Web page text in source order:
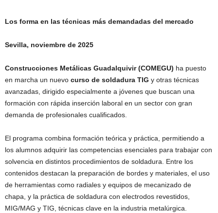
Los forma en las técnicas más demandadas del mercado
Sevilla, noviembre de 2025
Construcciones Metálicas Guadalquivir (COMEGU) ha puesto
en marcha un nuevo curso de soldadura TIG y otras técnicas
avanzadas, dirigido especialmente a jóvenes que buscan una
formación con rápida inserción laboral en un sector con gran
demanda de profesionales cualificados.
El programa combina formación teórica y práctica, permitiendo a
los alumnos adquirir las competencias esenciales para trabajar con
solvencia en distintos procedimientos de soldadura. Entre los
contenidos destacan la preparación de bordes y materiales, el uso
de herramientas como radiales y equipos de mecanizado de
chapa, y la práctica de soldadura con electrodos revestidos,
MIG/MAG y TIG, técnicas clave en la industria metalúrgica.